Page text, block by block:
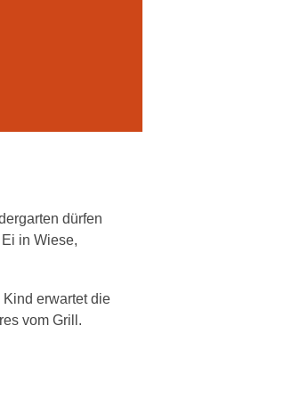
dürfen
in Wiese,
erwartet die
vom Grill.